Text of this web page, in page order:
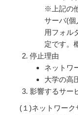
※上記の
サーバ(個
用フォル
定です。
停止理由
ネットワ
大学の高
影響するサー
(１)ネットワー